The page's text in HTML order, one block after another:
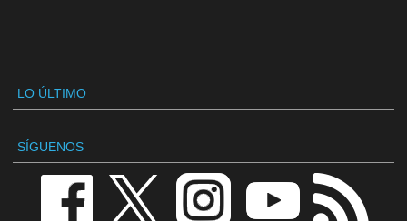
LO ÚLTIMO
SÍGUENOS